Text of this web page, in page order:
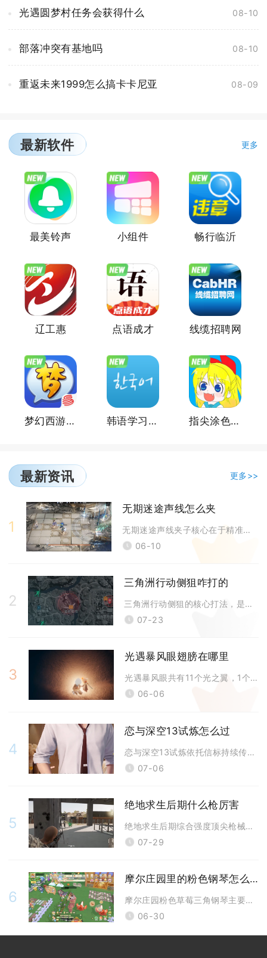
光遇圆梦村任务会获得什么 08-10
部落冲突有基地吗 08-10
重返未来1999怎么搞卡卡尼亚 08-09
最新软件 更多
最美铃声 小组件 畅行临沂
辽工惠 点语成才 线缆招聘网
梦幻西游助手 韩语学习神器 指尖涂色黑白画
最新资讯 更多>>
1
无期迷途声线怎么夹
无期迷途声线夹子核心在于精准控共鸣、提喉位、收气息，配合角色语气细节调
06-10
2
三角洲行动侧狙咋打的
三角洲行动侧狙的核心打法，是以侧瞄搭配闪身PEEK身法实现快慢镜切换，
07-23
3
光遇暴风眼翅膀在哪里
光遇暴风眼共有11个光之翼，1个在入口上坡顶，1个在二阶段入口左下，剩
06-06
4
恋与深空13试炼怎么过
恋与深空13试炼依托信标持续传输完成推进，把控小怪牵制节奏、适配专属星
07-06
5
绝地求生后期什么枪厉害
绝地求生后期综合强度顶尖枪械为满配M416、空投M24、Groza，房
07-29
6
摩尔庄园里的粉色钢琴怎么买
摩尔庄园粉色草莓三角钢琴主要通过商城三角钢琴组合礼包直接购入，也能参与
06-30